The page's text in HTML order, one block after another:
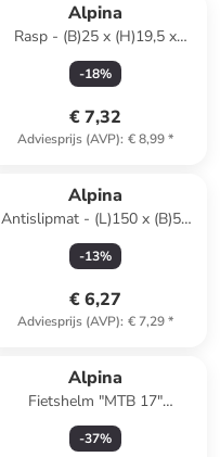
Alpina
Rasp - (B)25 x (H)19,5 x
(D)6,5 cm
(verrassingsproduct)
-18%
€ 7,32
Adviesprijs (AVP): € 8,99*
Alpina
Antislipmat - (L)150 x (B)50
cm (verrassingsproduct)
-13%
€ 6,27
Adviesprijs (AVP): € 7,29*
Alpina
Fietshelm "MTB 17"
auberginekleurig
-37%